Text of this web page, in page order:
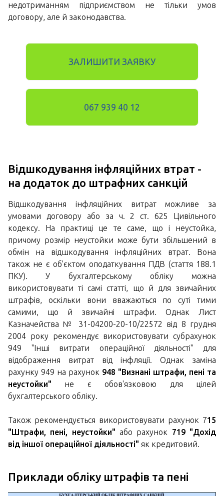
недотриманням підприємством не тільки умов
договору, але й законодавства.
ЗАЛИШИТИ ЗАЯВКУ
067 939 40 12
Відшкодування інфляційних втрат -
на додаток до штрафних санкцій
Відшкодування інфляційних витрат можливе за
умовами договору або за ч. 2 ст. 625 Цивільного
кодексу. На практиці це те саме, що і неустойка,
причому розмір неустойки може бути збільшений в
обмін на відшкодування інфляційних втрат. Вона
також не є об'єктом оподаткування ПДВ (стаття 188.1
ПКУ). У бухгалтерському обліку можна
використовувати ті самі статті, що й для звичайних
штрафів, оскільки вони вважаються по суті тими
самими, що й звичайні штрафи. Однак Лист
Казначейства № 31-04200-20-10/22572 від 8 грудня
2004 року рекомендує використовувати субрахунок
949 "Інші витрати операційної діяльності" для
відображення витрат від інфляції. Однак заміна
рахунку 949 на рахунок 948 "Визнані штрафи, пені та
неустойки" не є обов'язковою для цілей
бухгалтерського обліку.
Також рекомендується використовувати рахунок 715
"Штрафи, пені, неустойки" або рахунок 719 "Дохід
від іншої операційної діяльності" як кредитовий.
Приклади обліку штрафів та пені